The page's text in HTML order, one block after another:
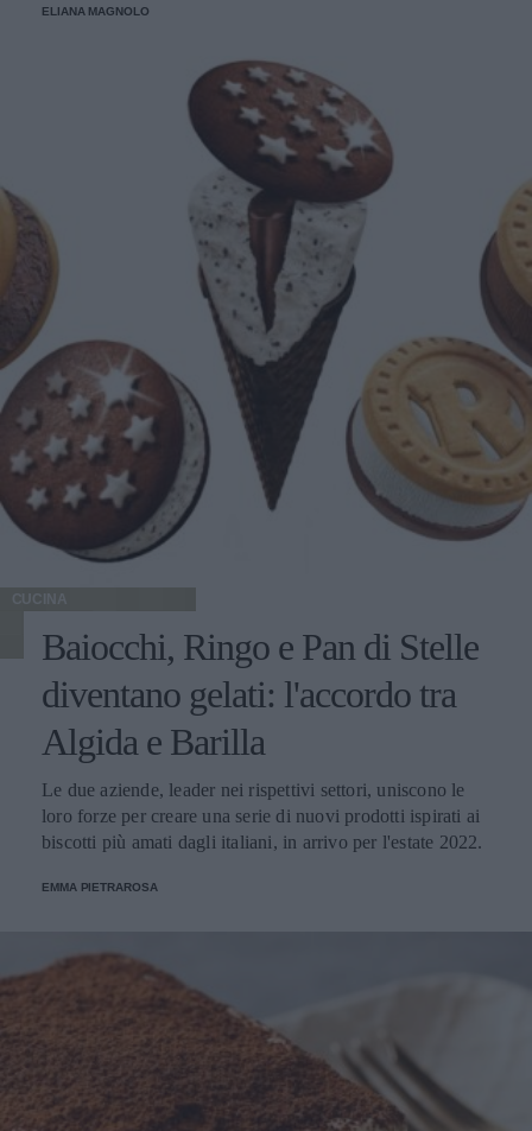
ELIANA MAGNOLO
CUCINA
Baiocchi, Ringo e Pan di Stelle
diventano gelati: l'accordo tra
Algida e Barilla
Le due aziende, leader nei rispettivi settori, uniscono le
loro forze per creare una serie di nuovi prodotti ispirati ai
biscotti più amati dagli italiani, in arrivo per l'estate 2022.
EMMA PIETRAROSA